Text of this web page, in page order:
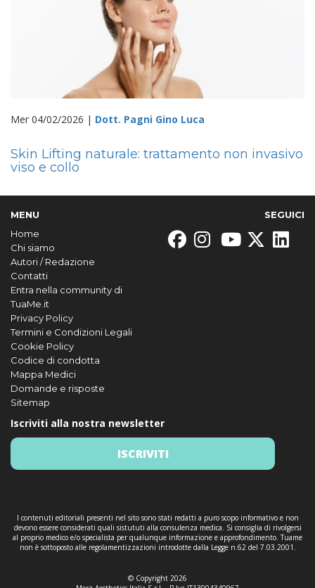
Mer 04/02/2026 | Dott. Pagni Gino Luca
Skin Lifting naturale: trattamento non invasivo
viso e collo
MENU
Home
Chi siamo
Autori / Redazione
Contatti
Entra nella community di
TuaMe.it
Privacy Policy
Termini e Condizioni Legali
Cookie Policy
Codice di condotta
Mappa Medici
Domande e risposte
Sitemap
SEGUICI
Iscriviti alla nostra newsletter
ISCRIVITI
I contenuti editoriali presenti nel sito sono stati redatti a puro scopo informativo e non
devono essere considerati quali sistututi alla consulenza medica. Si consiglia di rivolgersi
al proprio medico e/o specialista per qualunque informazione e approfondimento. Tuame
non è sottoposto alle regolamentizzazioni introdotte dalla Legge n.62 del 7.03.2001.
© Copyright 2026